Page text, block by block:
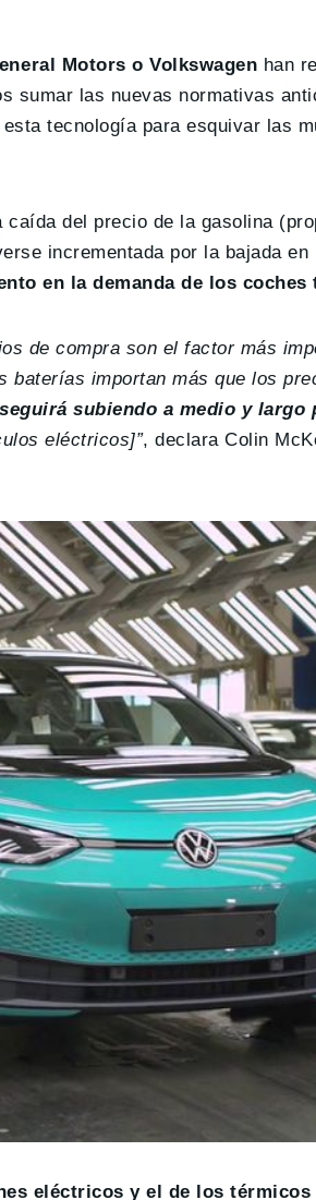
Motors o Volkswagen han
sumar las nuevas normativas
tecnología para esquivar las
del precio de la gasolina
incrementada por la bajada en
en la demanda de los
de compra son el factor más
importan más que los
subiendo a medio y largo
eléctricos]”, declara Colin
eléctricos y el de los